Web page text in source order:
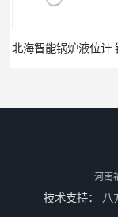
河南
技术支持： 八